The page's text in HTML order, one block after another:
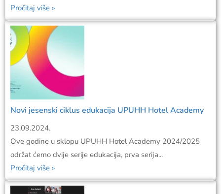
Pročitaj više »
Novi jesenski ciklus edukacija UPUHH Hotel Academy
23.09.2024.
Ove godine u sklopu UPUHH Hotel Academy 2024/2025
održat ćemo dvije serije edukacija, prva serija...
Pročitaj više »